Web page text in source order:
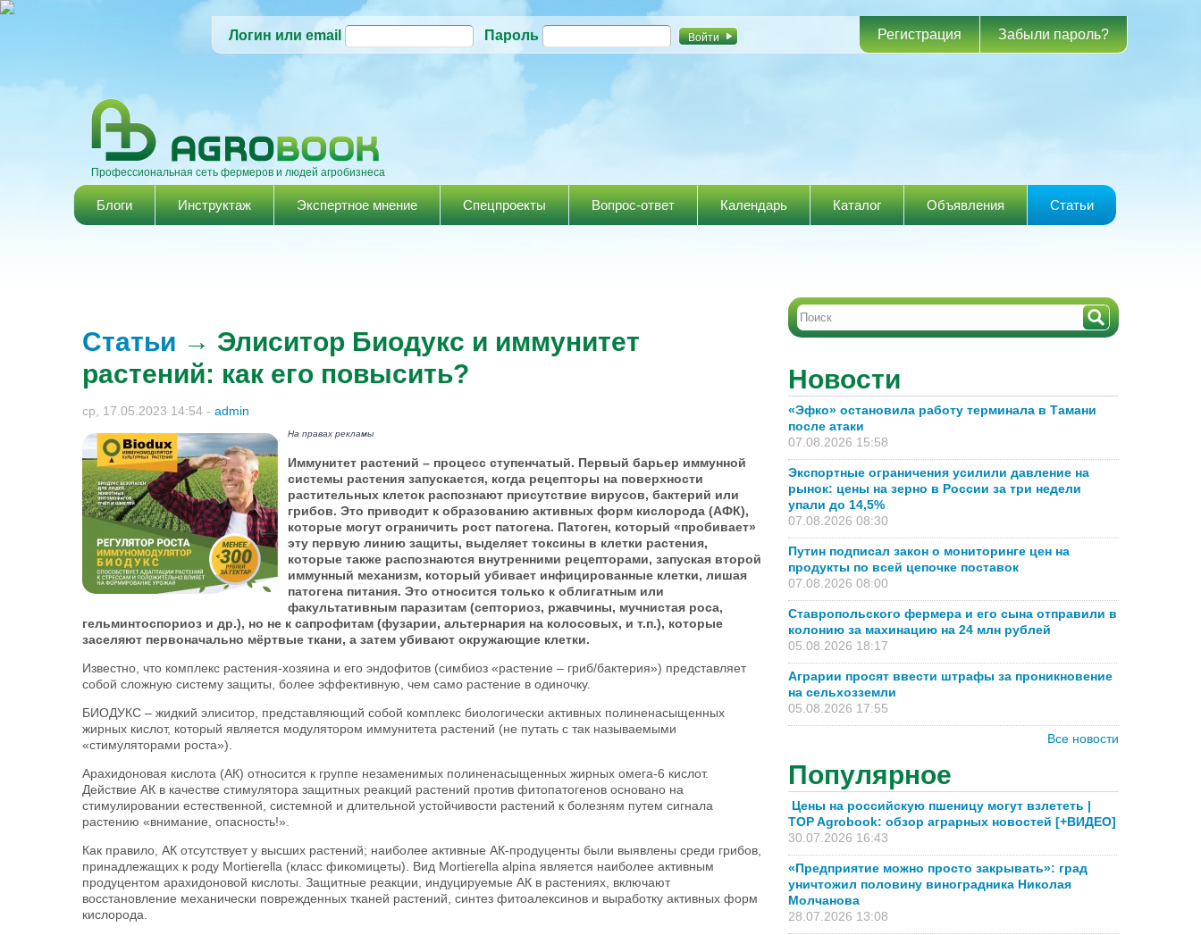
Перейти к
содержанию
Логин или email Пароль Регистрация Забыли пароль?
Профессиональная сеть фермеров и людей агробизнеса
Главное меню
Блоги Инструктаж Экспертное мнение Спецпроекты Вопрос-ответ Календарь Каталог Объявления Статьи
Статьи → Элиситор Биодукс и иммунитет
растений: как его повысить?
ср, 17.05.2023 14:54 - admin
На правах рекламы
Иммунитет растений – процесс ступенчатый. Первый барьер иммунной
системы растения запускается, когда рецепторы на поверхности
растительных клеток распознают присутствие вирусов, бактерий или
грибов. Это приводит к образованию активных форм кислорода (АФК),
которые могут ограничить рост патогена. Патоген, который «пробивает»
эту первую линию защиты, выделяет токсины в клетки растения,
которые также распознаются внутренними рецепторами, запуская второй
иммунный механизм, который убивает инфицированные клетки, лишая
патогена питания. Это относится только к облигатным или
факультативным паразитам (септориоз, ржавчины, мучнистая роса,
гельминтоспориоз и др.), но не к сапрофитам (фузарии, альтернария на колосовых, и т.п.), которые
заселяют первоначально мёртвые ткани, а затем убивают окружающие клетки.
Известно, что комплекс растения-хозяина и его эндофитов (симбиоз «растение – гриб/бактерия») представляет
собой сложную систему защиты, более эффективную, чем само растение в одиночку.
БИОДУКС – жидкий элиситор, представляющий собой комплекс биологически активных полиненасыщенных
жирных кислот, который является модулятором иммунитета растений (не путать с так называемыми
«стимуляторами роста»).
Арахидоновая кислота (АК) относится к группе незаменимых полиненасыщенных жирных омега-6 кислот.
Действие АК в качестве стимулятора защитных реакций растений против фитопатогенов основано на
стимулировании естественной, системной и длительной устойчивости растений к болезням путем сигнала
растению «внимание, опасность!».
Как правило, АК отсутствует у высших растений; наиболее активные АК-продуценты были выявлены среди грибов,
принадлежащих к роду Mortierella (класс фикомицеты). Вид Mortierella alpina является наиболее активным
продуцентом арахидоновой кислоты. Защитные реакции, индуцируемые АК в растениях, включают
восстановление механически поврежденных тканей растений, синтез фитоалексинов и выработку активных форм
кислорода.
Новости
«Эфко» остановила работу терминала в Тамани
после атаки
07.08.2026 15:58
Экспортные ограничения усилили давление на
рынок: цены на зерно в России за три недели
упали до 14,5%
07.08.2026 08:30
Путин подписал закон о мониторинге цен на
продукты по всей цепочке поставок
07.08.2026 08:00
Ставропольского фермера и его сына отправили в
колонию за махинацию на 24 млн рублей
05.08.2026 18:17
Аграрии просят ввести штрафы за проникновение
на сельхозземли
05.08.2026 17:55
Все новости
Популярное
Цены на российскую пшеницу могут взлететь |
TOP Agrobook: обзор аграрных новостей [+ВИДЕО]
30.07.2026 16:43
«Предприятие можно просто закрывать»: град
уничтожил половину виноградника Николая
Молчанова
28.07.2026 13:08